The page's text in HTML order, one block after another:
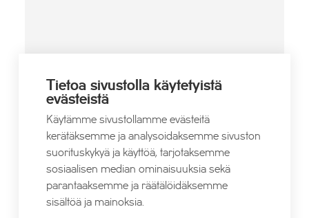
PAIKKA
Nilsiän tori
Nilsiäntie 84
Nilsiä, 73300
+ Google Map
Verkkosivusto
Tietoa sivustolla käytetyistä
evästeistä
Käytämme sivustollamme evästeitä
kerätäksemme ja analysoidaksemme sivuston
suorituskykyä ja käyttöä, tarjotaksemme
sosiaalisen median ominaisuuksia sekä
parantaaksemme ja räätälöidäksemme
sisältöä ja mainoksia.